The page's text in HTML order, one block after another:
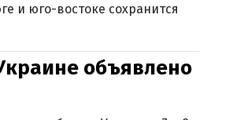
и юго-востоке сохранится
объявлено